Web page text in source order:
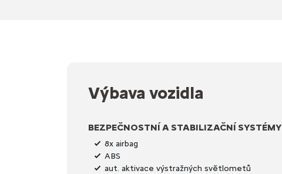
Výbava vozidla
BEZPEČNOSTNÍ A STABILIZAČNÍ SYSTÉMY
8x airbag
ABS
aut. aktivace výstražných světlometů